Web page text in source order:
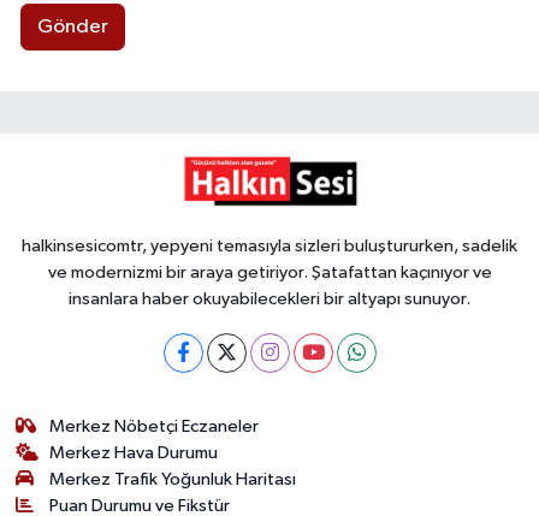
Gönder
halkinsesicomtr, yepyeni temasıyla sizleri buluştururken, sadelik
ve modernizmi bir araya getiriyor. Şatafattan kaçınıyor ve
insanlara haber okuyabilecekleri bir altyapı sunuyor.
Merkez Nöbetçi Eczaneler
Merkez Hava Durumu
Merkez Trafik Yoğunluk Haritası
Puan Durumu ve Fikstür